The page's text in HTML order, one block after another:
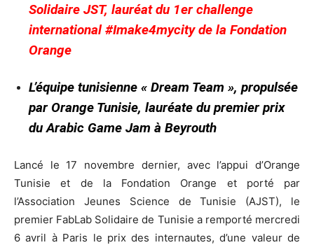
Solidaire JST, lauréat du 1er challenge
international #Imake4mycity de la Fondation
Orange
L’équipe tunisienne « Dream Team », propulsée
par Orange Tunisie, lauréate du premier prix
du Arabic Game Jam à Beyrouth
Lancé le 17 novembre dernier, avec l’appui d’Orange
Tunisie et de la Fondation Orange et porté par
l’Association Jeunes Science de Tunisie (AJST), le
premier FabLab Solidaire de Tunisie a remporté mercredi
6 avril à Paris le prix des internautes, d’une valeur de